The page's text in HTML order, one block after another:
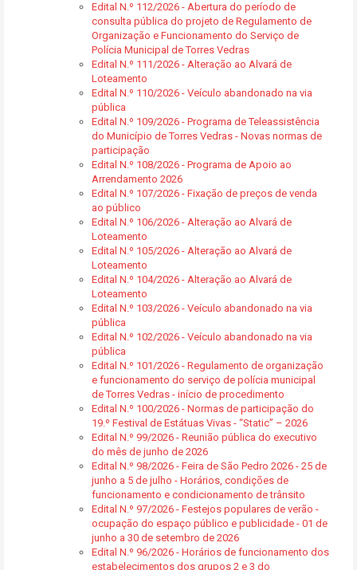
Edital N.º 112/2026 - Abertura do período de
consulta pública do projeto de Regulamento de
Organização e Funcionamento do Serviço de
Polícia Municipal de Torres Vedras
Edital N.º 111/2026 - Alteração ao Alvará de
Loteamento
Edital N.º 110/2026 - Veículo abandonado na via
pública
Edital N.º 109/2026 - Programa de Teleassistência
do Município de Torres Vedras - Novas normas de
participação
Edital N.º 108/2026 - Programa de Apoio ao
Arrendamento 2026
Edital N.º 107/2026 - Fixação de preços de venda
ao público
Edital N.º 106/2026 - Alteração ao Alvará de
Loteamento
Edital N.º 105/2026 - Alteração ao Alvará de
Loteamento
Edital N.º 104/2026 - Alteração ao Alvará de
Loteamento
Edital N.º 103/2026 - Veículo abandonado na via
pública
Edital N.º 102/2026 - Veículo abandonado na via
pública
Edital N.º 101/2026 - Regulamento de organização
e funcionamento do serviço de polícia municipal
de Torres Vedras - início de procedimento
Edital N.º 100/2026 - Normas de participação do
19.º Festival de Estátuas Vivas - “Static” – 2026
Edital N.º 99/2026 - Reunião pública do executivo
do mês de junho de 2026
Edital N.º 98/2026 - Feira de São Pedro 2026 - 25 de
junho a 5 de julho - Horários, condições de
funcionamento e condicionamento de trânsito
Edital N.º 97/2026 - Festejos populares de verão -
ocupação do espaço público e publicidade - 01 de
junho a 30 de setembro de 2026
Edital N.º 96/2026 - Horários de funcionamento dos
estabelecimentos dos grupos 2 e 3 do